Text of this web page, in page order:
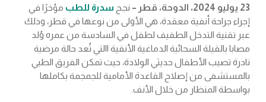
23 يوليو 2024، الدوحة، قطر –
نجح سدرة للطب مؤخرًا في
إجراء جراحة أنفية معقدة، هي الأولى من نوعها في قطر، وذلك
عبر تقنية التدخل الطفيف لطفل في السادسة من عمره وُلد
مصابا بالقيلة السحائية الدماغية الأنفية االتي تُعد حالة مرضية
نادرة تصيب الأطفال حديثي الولادة، حيث تمكن الفريق الطبي
بالمستشفى من إصلاح القاعدة الأمامية للجمجمة بكاملها
بواسطة المنظار من خلال الأنف.